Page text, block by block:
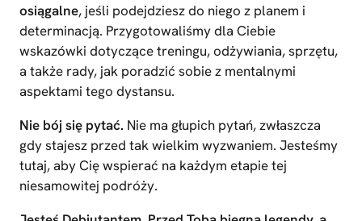
osiągalne, jeśli podejdziesz do niego z planem i
determinacją. Przygotowaliśmy dla Ciebie
wskazówki dotyczące treningu, odżywiania, sprzętu,
a także rady, jak poradzić sobie z mentalnymi
aspektami tego dystansu.
Nie bój się pytać. Nie ma głupich pytań, zwłaszcza
gdy stajesz przed tak wielkim wyzwaniem. Jesteśmy
tutaj, aby Cię wspierać na każdym etapie tej
niesamowitej podróży.